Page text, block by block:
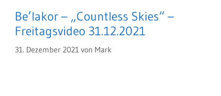
Be’lakor – „Countless Skies“ –
Freitagsvideo 31.12.2021
31. Dezember 2021 von Mark